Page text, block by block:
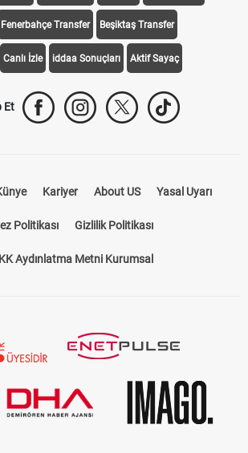
Fenerbahçe Beşiktaş Trabzonspor
Fenerbahçe Transfer Beşiktaş Transfer
Canlı İzle iddaa Sonuçları Aktif Sayaç